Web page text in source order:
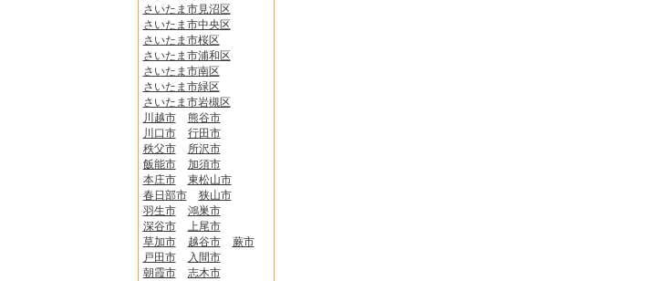
さいたま市見沼区
さいたま市中央区
さいたま市桜区
さいたま市浦和区
さいたま市南区
さいたま市緑区
さいたま市岩槻区
川越市
熊谷市
川口市
行田市
秩父市
所沢市
飯能市
加須市
本庄市
東松山市
春日部市
狭山市
羽生市
鴻巣市
深谷市
上尾市
草加市
越谷市
蕨市
戸田市
入間市
朝霞市
志木市